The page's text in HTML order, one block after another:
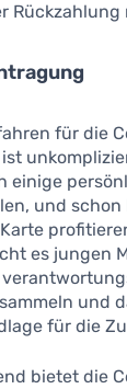
Rückzahlung
für die
einige
und schon
es jungen
und
für die
bietet die